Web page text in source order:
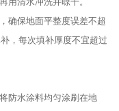
确保地面平整度误差不超
，每次填补厚度不宜超过
防水涂料均匀涂刷在地